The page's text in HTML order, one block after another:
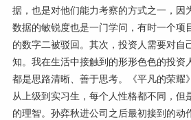
据，也是对他们能力考察的方式之一，因
数据的敏锐度也是一门学问，有时一个项
的数字二被驳回。其次，投资人需要对自
知。我在生活中接触到的形形色色的投
都是思路清晰、善于思考。《平凡的荣耀
从上级到实习生，每个人性格都不同，但
的理智。孙弈秋进公司之后最初接到的动